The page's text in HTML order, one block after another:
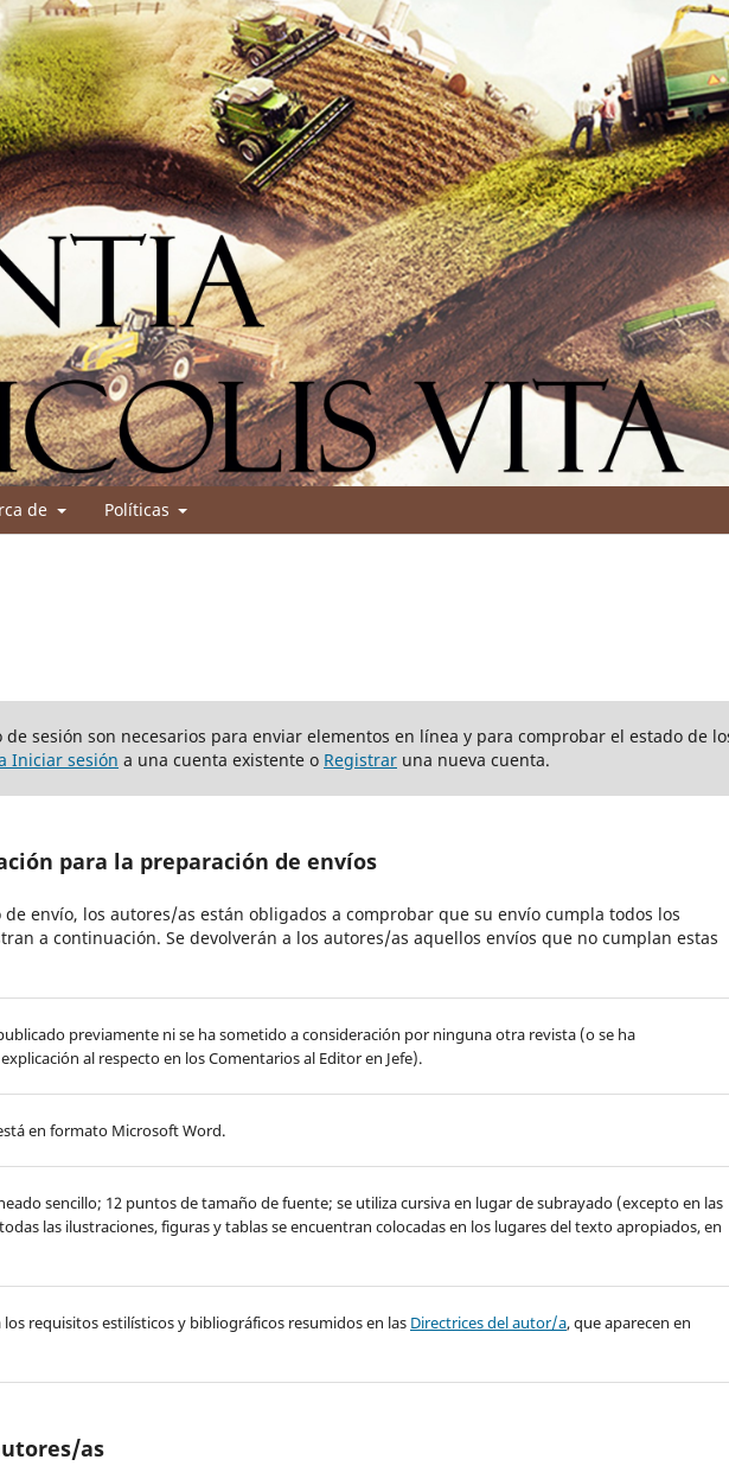
de Políticas
sesión son necesarios para enviar elementos en línea y para comprobar el estado de
Iniciar sesión a una cuenta existente o Registrar una nueva cuenta.
para la preparación de envíos
envío, los autores/as están obligados a comprobar que su envío cumpla todos los
a continuación. Se devolverán a los autores/as aquellos envíos que no cumplan estas
previamente ni se ha sometido a consideración por ninguna otra revista (o se ha
al respecto en los Comentarios al Editor en Jefe).
en formato Microsoft Word.
sencillo; 12 puntos de tamaño de fuente; se utiliza cursiva en lugar de subrayado (excepto en las
las ilustraciones, figuras y tablas se encuentran colocadas en los lugares del texto apropiados, en
los requisitos estilísticos y bibliográficos resumidos en las Directrices del autor/a, que aparecen en
as